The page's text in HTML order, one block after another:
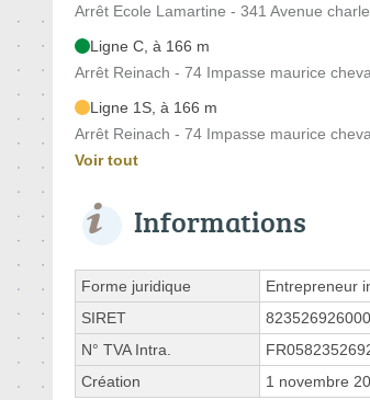
Arrêt Ecole Lamartine - 341 Avenue
Ligne C, à 166 m
Arrêt Reinach - 74 Impasse maurice
Ligne 1S, à 166 m
Arrêt Reinach - 74 Impasse maurice
Voir tout
Informations
Forme juridique
Entrepreneur
SIRET
N° TVA Intra.
Création
1 novembre